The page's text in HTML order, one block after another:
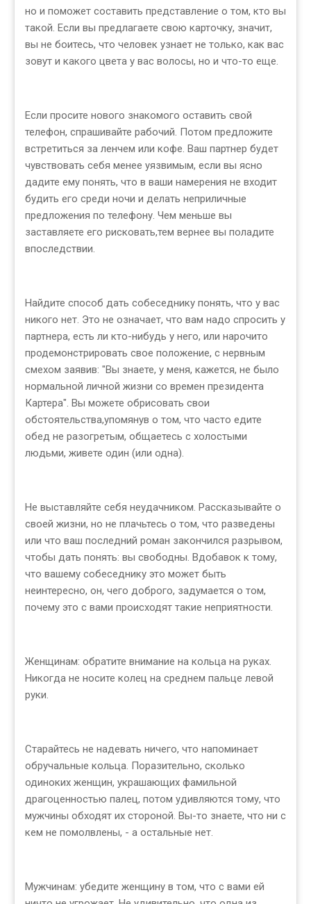
но и поможет составить представление о том, кто вы
такой. Если вы предлагаете свою карточку, значит,
вы не боитесь, что человек узнает не только, как вас
зовут и какого цвета у вас волосы, но и что-то еще.
Если просите нового знакомого оставить свой
телефон, спрашивайте рабочий. Потом предложите
встретиться за ленчем или кофе. Ваш партнер будет
чувствовать себя менее уязвимым, если вы ясно
дадите ему понять, что в ваши намерения не входит
будить его среди ночи и делать неприличные
предложения по телефону. Чем меньше вы
заставляете его рисковать,тем вернее вы поладите
впоследствии.
Найдите способ дать собеседнику понять, что у вас
никого нет. Это не означает, что вам надо спросить у
партнера, есть ли кто-нибудь у него, или нарочито
продемонстрировать свое положение, с нервным
смехом заявив: "Вы знаете, у меня, кажется, не было
нормальной личной жизни со времен президента
Картера". Вы можете обрисовать свои
обстоятельства,упомянув о том, что часто едите
обед не разогретым, общаетесь с холостыми
людьми, живете один (или одна).
Не выставляйте себя неудачником. Рассказывайте о
своей жизни, но не плачьтесь о том, что разведены
или что ваш последний роман закончился разрывом,
чтобы дать понять: вы свободны. Вдобавок к тому,
что вашему собеседнику это может быть
неинтересно, он, чего доброго, задумается о том,
почему это с вами происходят такие неприятности.
Женщинам: обратите внимание на кольца на руках.
Никогда не носите колец на среднем пальце левой
руки.
Старайтесь не надевать ничего, что напоминает
обручальные кольца. Поразительно, сколько
одиноких женщин, украшающих фамильной
драгоценностью палец, потом удивляются тому, что
мужчины обходят их стороной. Вы-то знаете, что ни с
кем не помолвлены, - а остальные нет.
Мужчинам: убедите женщину в том, что с вами ей